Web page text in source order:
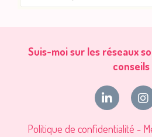
Suis-moi sur les réseaux
conseils
Politique de confidentialité -